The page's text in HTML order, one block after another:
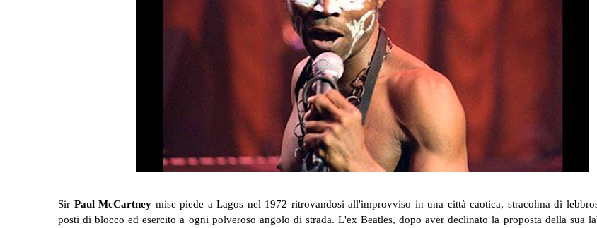
Sir Paul McCartney mise piede a Lagos nel 1972 ritrovandosi all'improvviso in una città caotica, stracolma di
posti di blocco ed esercito a ogni polveroso angolo di strada. L'ex Beatles, dopo aver declinato la proposta della sua